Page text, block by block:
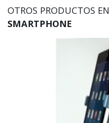
OTROS PRODUCTOS EN
SMARTPHONE